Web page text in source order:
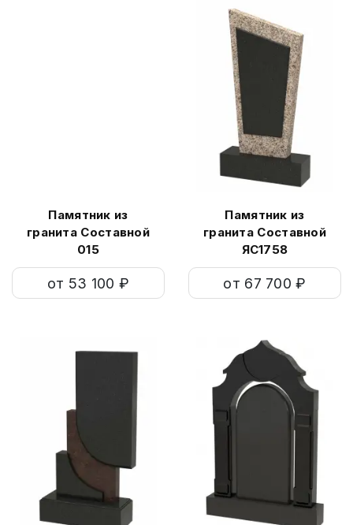
Памятник из
гранита Составной
015
от 53 100 ₽
Памятник из
гранита Составной
ЯС1758
от 67 700 ₽